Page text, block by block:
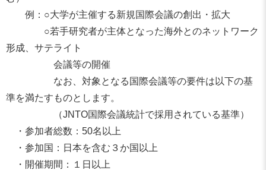
例：○大学が主催する新規国際会議の創出・拡大
○若手研究者が主体となった海外とのネットワーク
形成、 サテライト
会議等の開催
なお、 対象となる国際会議等の要件は以下の基
準を満たすものとします。
（JNTO国際会議統計で採用されている基準）
・参加者総数：50名以上
・参加国：日本を含む３か国以上
・開催期間：１日以上